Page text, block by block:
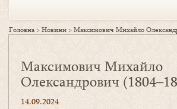
Головна >Новини >Максимович Михайло
Максимович Михайло
Олександрович
14.09.2024